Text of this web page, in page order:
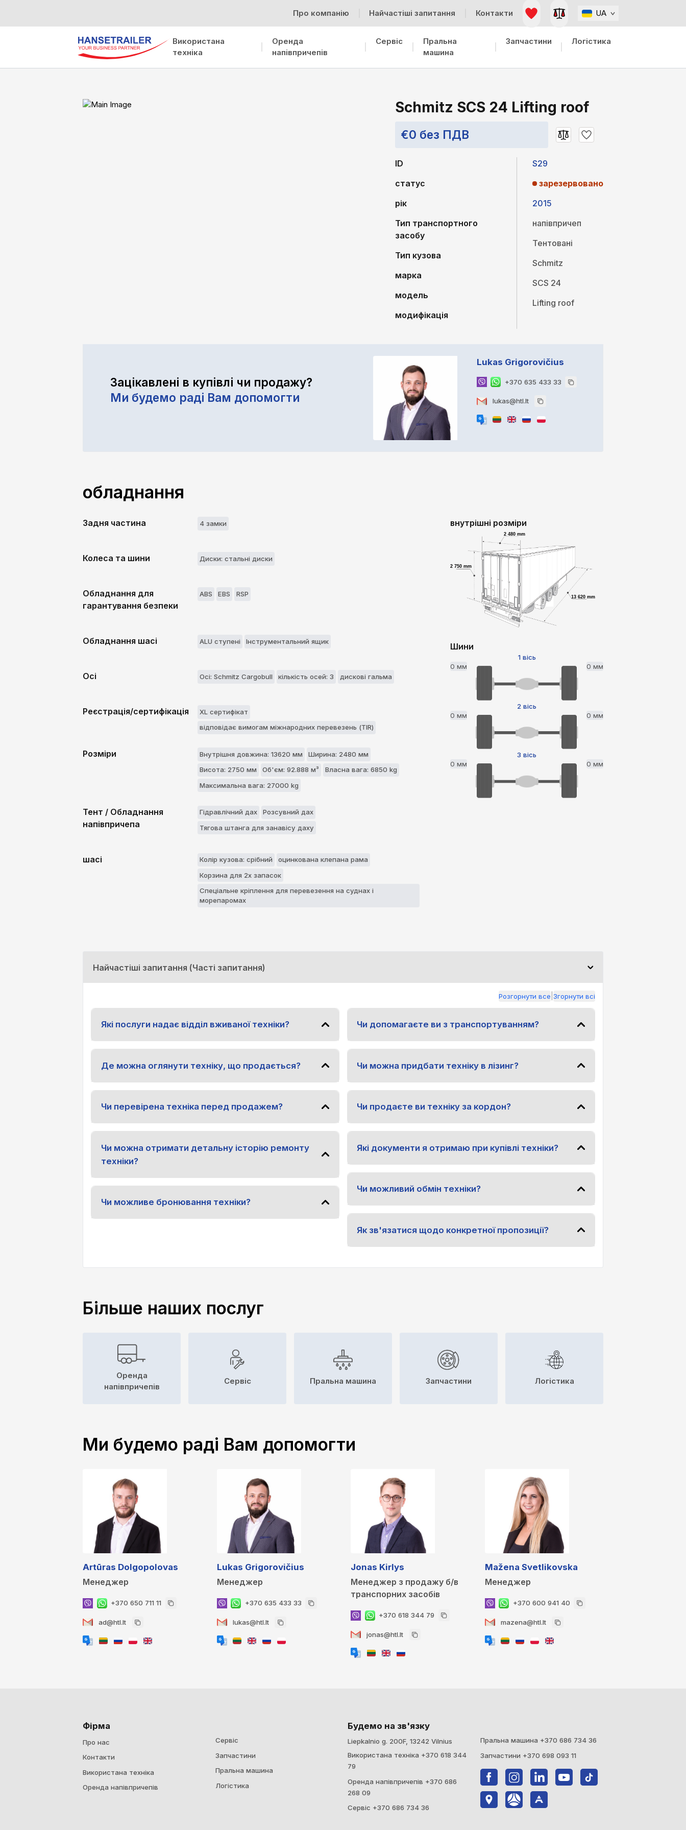
Про компанію Найчастіші запитання Контакти UA
Використана
техніка
Оренда
напівпричепів
Сервіс
Пральна
машина
Запчастини Логістика
Schmitz SCS 24 Lifting roof
€0 без ПДВ
ID
статус
рік
Тип транспортного
засобу
Тип кузова
марка
модель
модифікація
S29
зарезервовано
2015
напівпричеп
Тентовані
Schmitz
SCS 24
Lifting roof
Зацікавлені в купівлі чи продажу?
Ми будемо раді Вам допомогти
Lukas Grigorovičius
+370 635 433 33
lukas@htl.lt
обладнання
Задня частина 4 замки
Колеса та шини Диски: стальні диски
Обладнання для
гарантування безпеки
ABS EBS RSP
Обладнання шасі ALU ступені Інструментальний ящик
Осі Осі: Schmitz Cargobull кількість осей: 3 дискові гальма
Реєстрація/сертифікація
XL сертифікат
відповідає вимогам міжнародних перевезень (TIR)
Розміри Внутрішня довжина: 13620 мм
Ширина: 2480 мм
Висота: 2750 мм
Об'єм: 92.888 м³
Власна вага: 6850 kg
Максимальна вага: 27000 kg
Тент / Обладнання
напівпричепа
Гідравлічний дах
Розсувний дах
Тягова штанга для занавісу даху
шасі Колір кузова: срібний
оцинкована клепана рама
Корзина для 2х запасок
Спеціальне кріплення для перевезення нa суднах і
морепaромaх
внутрішні розміри
2 480 mm
2 750 mm
13 620 mm
Шини
1 вісь
0 мм
0 мм
2 вісь
0 мм
0 мм
3 вісь
0 мм
0 мм
Найчастіші запитання (Часті запитання)
Розгорнути все Згорнути всі
Які послуги надає відділ вживаної техніки?
Де можна оглянути техніку, що продається?
Чи перевірена техніка перед продажем?
Чи можна отримати детальну історію ремонту
техніки?
Чи можливе бронювання техніки?
Чи допомагаєте ви з транспортуванням?
Чи можна придбати техніку в лізинг?
Чи продаєте ви техніку за кордон?
Які документи я отримаю при купівлі техніки?
Чи можливий обмін техніки?
Як зв'язатися щодо конкретної пропозиції?
Більше наших послуг
Оренда
напівпричепів
Сервіс Пральна машина Запчастини Логістика
Ми будемо раді Вам допомогти
Artūras Dolgopolovas
Менеджер
+370 650 711 11
ad@htl.lt
Lukas Grigorovičius
Менеджер
+370 635 433 33
lukas@htl.lt
Jonas Kirlys
Менеджер з продажу б/в
транспорних засобів
+370 618 344 79
jonas@htl.lt
Mažena Svetlikovska
Менеджер
+370 600 941 40
mazena@htl.lt
Фірма
Про нас
Контакти
Використана техніка
Оренда напівпричепів
Сервіс
Запчастини
Пральна машина
Логістика
Будемо на зв'язку
Liepkalnio g. 200F, 13242 Vilnius
Використана техніка +370 618 344
79
Оренда напівпричепів +370 686
268 09
Сервіс +370 686 734 36
Пральна машина +370 686 734 36
Запчастини +370 698 093 11